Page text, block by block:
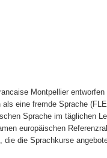
Montpellier
eine fremde Sprache
Sprache im täglichen
europäischen
die Sprachkurse